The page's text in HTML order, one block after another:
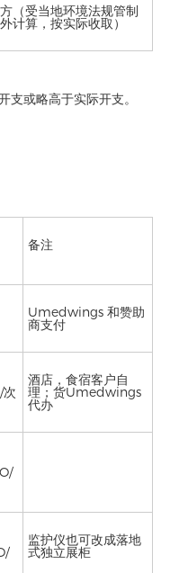
（受当地环境法规管制
计算，按实际收取）
或略高于实际开支。
备注
Umedwings 和赞助
商支付
次
酒店，食宿客户自
理；货Umedwings
代办
监护仪也可改成落地
式独立展柜